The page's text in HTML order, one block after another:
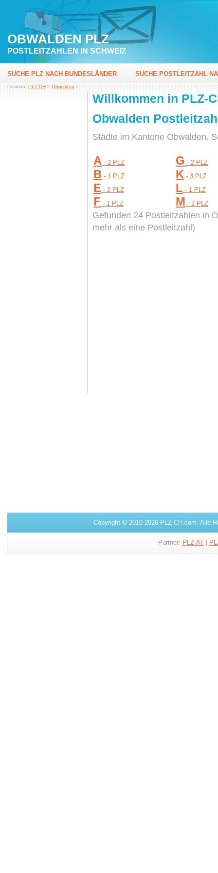
OBWALDEN PLZ
POSTLEITZAHLEN IN SCHWEIZ
SUCHE PLZ NACH BUNDESLÄNDER SUCHE POSTLEITZAHL
Position:PLZ-CH>Obwalden>
Willkommen in PLZ-
Obwalden
Städte im Kantone Obwalden.
A - 2 PLZ
B - 1 PLZ
E - 2 PLZ
F - 1 PLZ
G - 2 PLZ
K - 3 PLZ
L - 1 PLZ
M - 2 PLZ
Gefunden 24 Postleitzahlen in
mehr als eine Postleitzahl)
Copyright © 2010-2026 PLZ-CH.com. Alle
Partner: PLZ-AT|